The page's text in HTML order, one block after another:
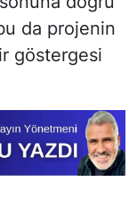
da projenin
göstergesi